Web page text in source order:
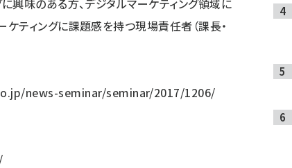
興味のある方、デジタルマーケティング領域に
ティングに課題感を持つ現場責任者（課長・
news-seminar/seminar/2017/1206/